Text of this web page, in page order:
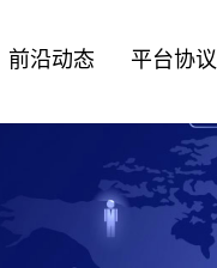
前沿动态 平台协议